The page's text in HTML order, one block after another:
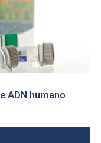
ADN humano